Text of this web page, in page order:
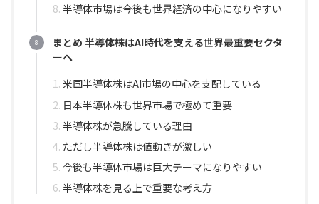
半導体市場は今後も世界経済の中心になりやすい
まとめ 半導体株はAI時代を支える世界最重要セクタ
ーへ
米国半導体株はAI市場の中心を支配している
日本半導体株も世界市場で極めて重要
半導体株が急騰している理由
ただし半導体株は値動きが激しい
今後も半導体市場は巨大テーマになりやすい
半導体株を見る上で重要な考え方